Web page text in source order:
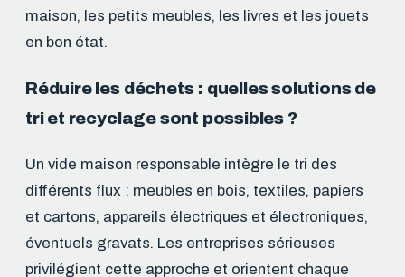
maison, les petits meubles, les livres et les jouets
en bon état.
Réduire les déchets : quelles solutions de
tri et recyclage sont possibles ?
Un vide maison responsable intègre le tri des
différents flux : meubles en bois, textiles, papiers
et cartons, appareils électriques et électroniques,
éventuels gravats. Les entreprises sérieuses
privilégient cette approche et orientent chaque